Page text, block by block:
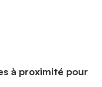
à proximité pour